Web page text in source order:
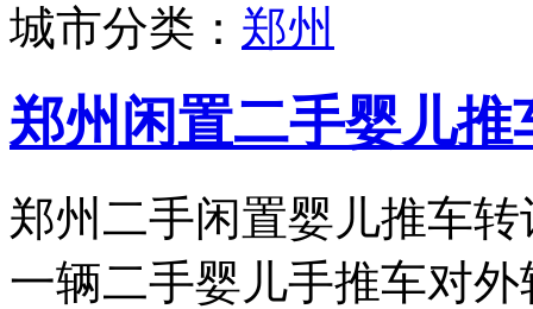
城市分类： 郑州
郑州闲置二手婴儿推
郑州二手闲置婴儿推车
一辆二手婴儿手推车对